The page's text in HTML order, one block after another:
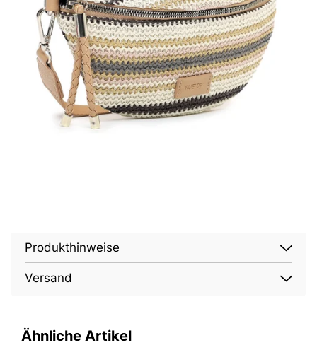
Produkthinweise
Versand
Ähnliche Artikel